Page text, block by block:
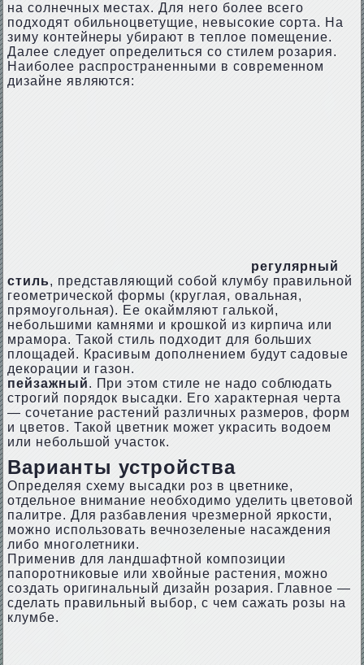
на солнечных местах. Для него более всего
подходят обильноцветущие, невысокие сорта. На
зиму контейнеры убирают в теплое помещение.
Далее следует определиться со стилем розария.
Наиболее распространенными в современном
дизайне являются:
регулярный
стиль, представляющий собой клумбу правильной
геометрической формы (круглая, овальная,
прямоугольная). Ее окаймляют галькой,
небольшими камнями и крошкой из кирпича или
мрамора. Такой стиль подходит для больших
площадей. Красивым дополнением будут садовые
декорации и газон.
пейзажный. При этом стиле не надо соблюдать
строгий порядок высадки. Его характерная черта
— сочетание растений различных размеров, форм
и цветов. Такой цветник может украсить водоем
или небольшой участок.
Варианты устройства
Определяя схему высадки роз в цветнике,
отдельное внимание необходимо уделить цветовой
палитре. Для разбавления чрезмерной яркости,
можно использовать вечнозеленые насаждения
либо многолетники.
Применив для ландшафтной композиции
папоротниковые или хвойные растения, можно
создать оригинальный дизайн розария. Главное —
сделать правильный выбор, с чем сажать розы на
клумбе.